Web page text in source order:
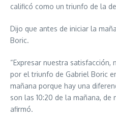
calificó como un triunfo de la
Dijo que antes de iniciar la
Boric.
“Expresar nuestra
por el triunfo de Gabriel Boric
mañana porque hay una
son las 10:20 de la mañana, de
afirmó.